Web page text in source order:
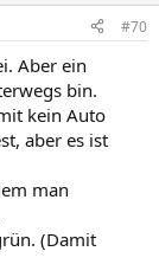
#70
Aber ein
bin.
kein Auto
aber es ist
man
(Damit